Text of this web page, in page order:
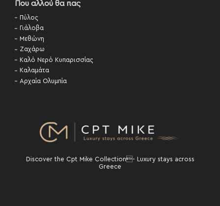
Που αλλού θα πας
Πύλος
Γιάλοβα
Μεθώνη
Ζαχάρω
Καλό Νερό Κυπαρισσίας
Καλαμάτα
Αρχαία Ολυμπία
Discover the Cpt Mike Collection- Luxury stays across
Greece